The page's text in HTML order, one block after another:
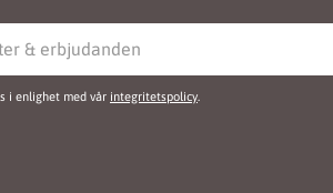
i enlighet med vår integritetspolicy